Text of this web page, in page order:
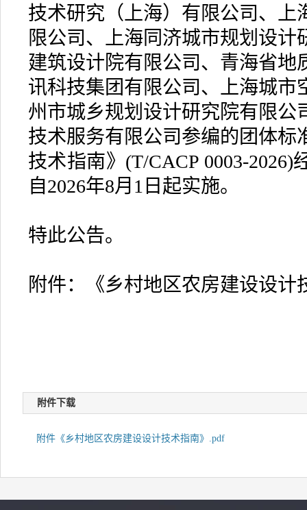
技术研究（上海）有限公司、上
限公司、上海同济城市规划设
建筑设计院有限公司、青海省地
讯科技集团有限公司、上海城市
州市城乡规划设计研究院有限公
技术服务有限公司参编的团体标
技术指南》(T/CACP 0003-
自2026年8月1日起实施。
特此公告。
附件：《乡村地区农房建设设计
附件下载
附件《乡村地区农房建设设计技术指南》.pdf